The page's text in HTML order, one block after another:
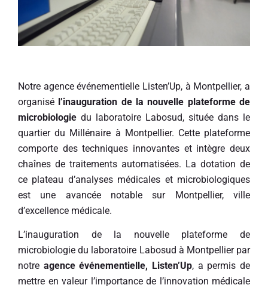
Notre agence événementielle Listen’Up, à Montpellier, a
organisé l’inauguration de la nouvelle plateforme de
microbiologie du laboratoire Labosud, située dans le
quartier du Millénaire à Montpellier. Cette plateforme
comporte des techniques innovantes et intègre deux
chaînes de traitements automatisées. La dotation de
ce plateau d’analyses médicales et microbiologiques
est une avancée notable sur Montpellier, ville
d’excellence médicale.
L’inauguration de la nouvelle plateforme de
microbiologie du laboratoire Labosud à Montpellier par
notre agence événementielle, Listen’Up, a permis de
mettre en valeur l’importance de l’innovation médicale